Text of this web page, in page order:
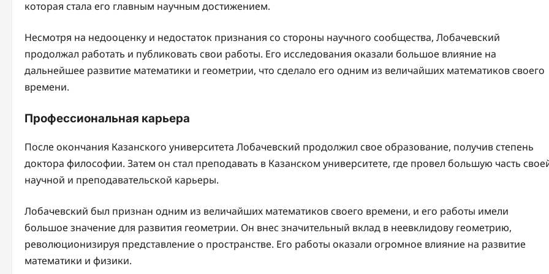
которая стала его главным научным достижением.
Несмотря на недооценку и недостаток признания со стороны научного сообщества, Лобачевский
продолжал работать и публиковать свои работы. Его исследования оказали большое влияние на
дальнейшее развитие математики и геометрии, что сделало его одним из величайших математиков своего
времени.
Профессиональная карьера
После окончания Казанского университета Лобачевский продолжил свое образование, получив степень
доктора философии. Затем он стал преподавать в Казанском университете, где провел большую часть
научной и преподавательской карьеры.
Лобачевский был признан одним из величайших математиков своего времени, и его работы имели
большое значение для развития геометрии. Он внес значительный вклад в неевклидову геометрию,
революционизируя представление о пространстве. Его работы оказали огромное влияние на развитие
математики и физики.